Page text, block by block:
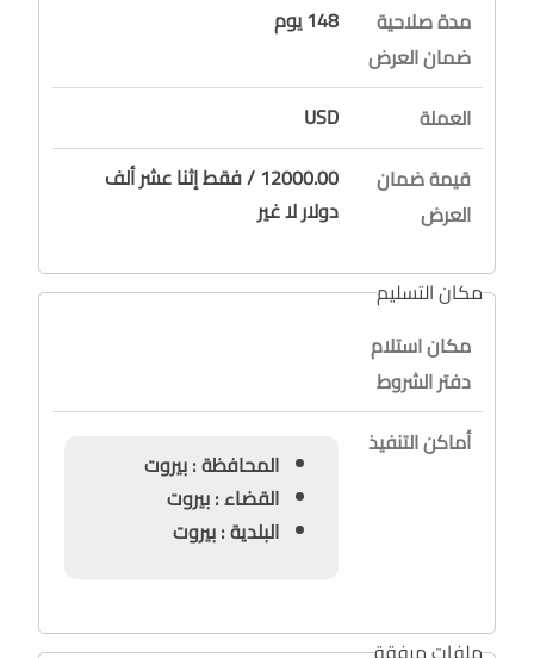
مدة صلاحية
ضمان العرض
148 يوم
العملة
USD
قيمة ضمان
العرض
12000.00 / فقط إثنا عشر ألف
دولار لا غير
مكان التسليم
مكان استلام
دفتر الشروط
أماكن التنفيذ
المحافظة : بيروت
القضاء : بيروت
البلدية : بيروت